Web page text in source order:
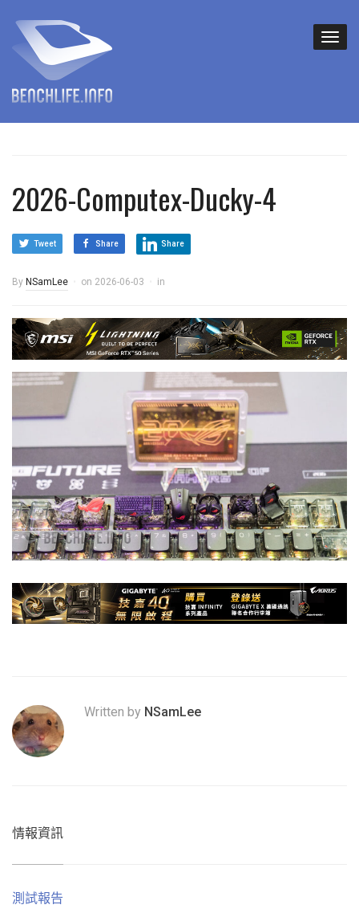
2026-Computex-Ducky-4
Tweet Share Share
By NSamLee on 2026-06-03 in
Written by NSamLee
情報資訊
測試報告